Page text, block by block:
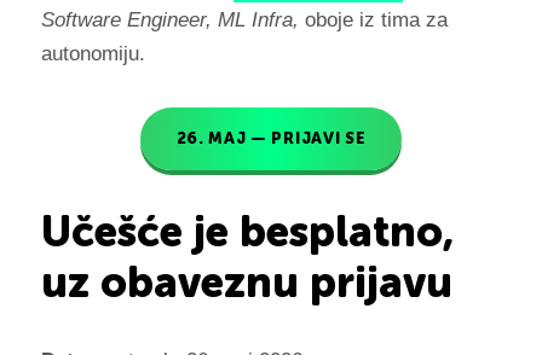
Software Engineer, ML Infra, oboje iz tima za
autonomiju.
26. MAJ — PRIJAVI SE
Učešće je besplatno,
uz obaveznu prijavu